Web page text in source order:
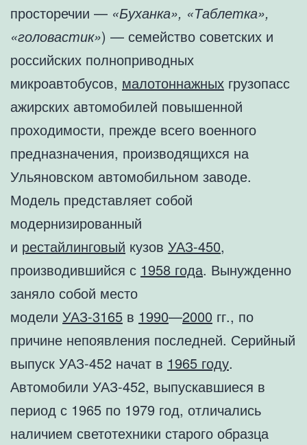
просторечии — «Буханка», «Таблетка»,
«головастик») — семейство советских и
российских полноприводных
микроавтобусов, малотоннажных грузопасс
ажирских автомобилей повышенной
проходимости, прежде всего военного
предназначения, производящихся на
Ульяновском автомобильном заводе.
Модель представляет собой
модернизированный
и рестайлинговый кузов УАЗ-450,
производившийся с 1958 года. Вынужденно
заняло собой место
модели УАЗ-3165 в 1990—2000 гг., по
причине непоявления последней. Серийный
выпуск УАЗ-452 начат в 1965 году.
Автомобили УАЗ-452, выпускавшиеся в
период с 1965 по 1979 год, отличались
наличием светотехники старого образца